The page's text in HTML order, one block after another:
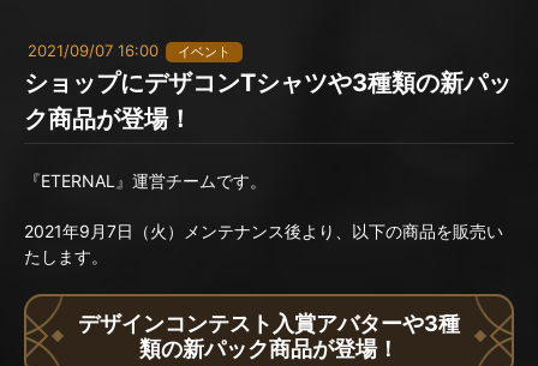
2021/09/07 16:00 イベント
ショップにデザコンTシャツや3種類の新パッ
ク商品が登場！
『ETERNAL』運営チームです。
2021年9月7日（火）メンテナンス後より、以下の商品を販売い
たします。
デザインコンテスト入賞アバターや3種
類の新パック商品が登場！